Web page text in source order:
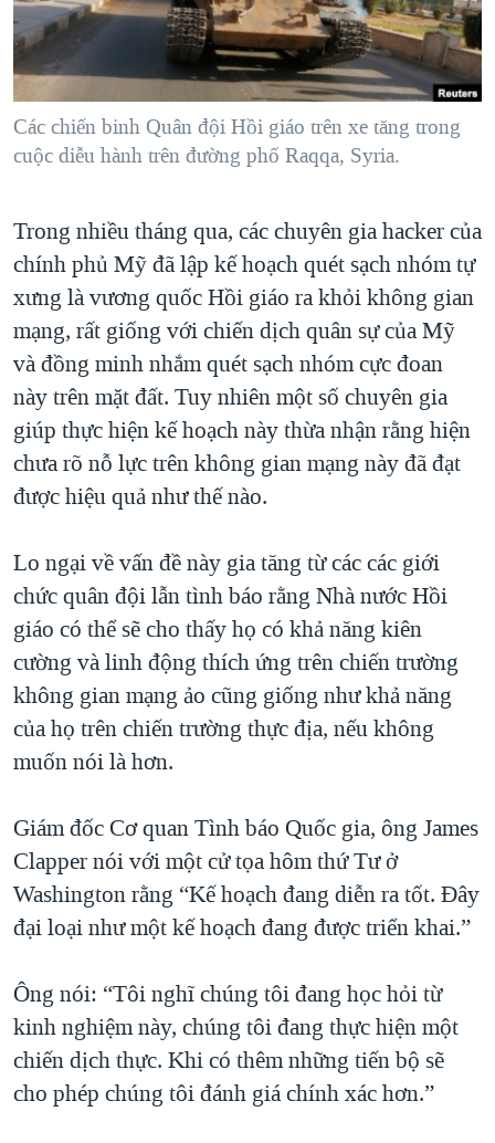
"Tìm"NGƯỜI VIỆT HẢI NGOẠI
ĐỜI SỐNG
KINH TẾ
VĂN HOÁ
THỂ THAO
GIÁO DỤC
TẠI
HÀNH TRÌNH BẦU CỬ 2024
MỘT NĂM CHIẾN TRANH TẠI DẢI GAZA
GIẢI MÃ VÀNH ĐAI & CON ĐƯỜNG
NGÀY TỊ NẠN THẾ GIỚI
GROUND ZERO – XƯA VÀ NAY
CHI PHÍ CHIẾN TRANH AFGHANISTAN
CÁC GIÁ TRỊ CỘNG HÒA Ở VIỆT NAM
THƯỢNG ĐỈNH TRUMP-KIM TẠI VIỆT NAM
TRỊNH VĨNH BÌNH VS. CHÍNH PHỦ VIỆT NAM
NGƯ DÂN VIỆT VÀ LÀN SÓNG TRỘM HẢI SÂM
BÊN KIA QUỐC LỘ: TIẾNG VỌNG TỪ NÔNG THÔN MỸ
VIDEO
NGHE
MẠNG XÃ HỘI
Ngôn ngữ khác
Các chiến binh Quân đội Hồi giáo trên xe tăng trong
cuộc diễu hành trên đường phố Raqqa, Syria.
Trong nhiều tháng qua, các chuyên gia hacker của
chính phủ Mỹ đã lập kế hoạch quét sạch nhóm tự
xưng là vương quốc Hồi giáo ra khỏi không gian
mạng, rất giống với chiến dịch quân sự của Mỹ
và đồng minh nhắm quét sạch nhóm cực đoan
này trên mặt đất. Tuy nhiên một số chuyên gia
giúp thực hiện kế hoạch này thừa nhận rằng hiện
chưa rõ nỗ lực trên không gian mạng này đã đạt
được hiệu quả như thế nào.
Lo ngại về vấn đề này gia tăng từ các các giới
chức quân đội lẫn tình báo rằng Nhà nước Hồi
giáo có thể sẽ cho thấy họ có khả năng kiên
cường và linh động thích ứng trên chiến trường
không gian mạng ảo cũng giống như khả năng
của họ trên chiến trường thực địa, nếu không
muốn nói là hơn.
Giám đốc Cơ quan Tình báo Quốc gia, ông James
Clapper nói với một cử tọa hôm thứ Tư ở
Washington rằng “Kế hoạch đang diễn ra tốt. Đây
đại loại như một kế hoạch đang được triển khai.”
Ông nói: “Tôi nghĩ chúng tôi đang học hỏi từ
kinh nghiệm này, chúng tôi đang thực hiện một
chiến dịch thực. Khi có thêm những tiến bộ sẽ
cho phép chúng tôi đánh giá chính xác hơn.”